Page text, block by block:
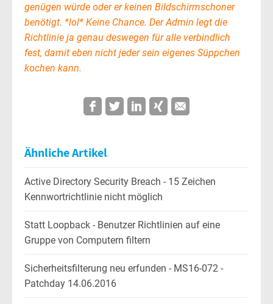
genügen würde oder er keinen Bildschirmschoner
benötigt. *lol* Keine Chance. Der Admin legt die
Richtlinie ja genau deswegen für alle verbindlich
fest, damit eben nicht jeder sein eigenes Süppchen
kochen kann.
Ähnliche Artikel
Active Directory Security Breach - 15 Zeichen
Kennwortrichtlinie nicht möglich
Statt Loopback - Benutzer Richtlinien auf eine
Gruppe von Computern filtern
Sicherheitsfilterung neu erfunden - MS16-072 -
Patchday 14.06.2016